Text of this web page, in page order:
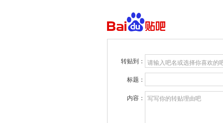
转贴到： 请输入吧名或选择你喜欢的
标题：
内容： 写写你的转贴理由吧